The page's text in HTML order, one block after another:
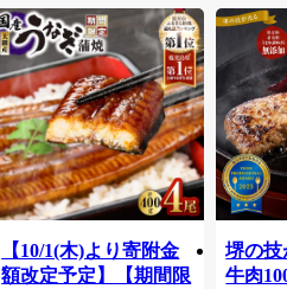
【10/1(木)より寄附金
額改定予定】【期間限
堺の技
牛肉